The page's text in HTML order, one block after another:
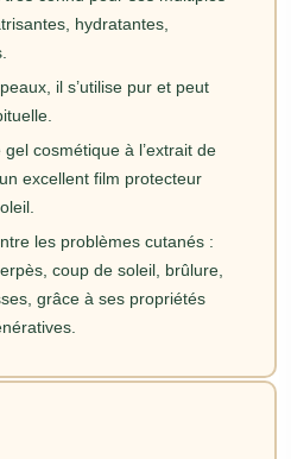
hydratantes,
il s’utilise pur et peut
cosmétique à l’extrait de
excellent film protecteur
les problèmes cutanés :
coup de soleil, brûlure,
grâce à ses propriétés